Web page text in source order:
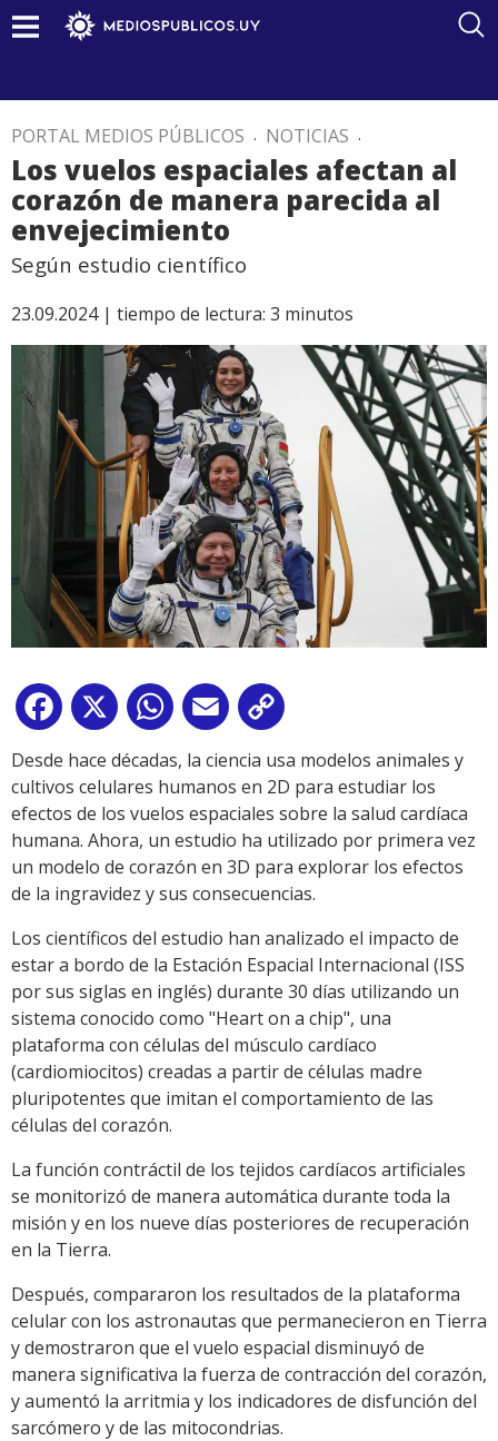
PORTAL MEDIOS PÚBLICOS . NOTICIAS .
Los vuelos espaciales afectan al
corazón de manera parecida al
envejecimiento
Según estudio científico
23.09.2024 | tiempo de lectura: 3 minutos
Facebook
X WhatsApp
Email
Link
Desde hace décadas, la ciencia usa modelos animales y
cultivos celulares humanos en 2D para estudiar los
efectos de los vuelos espaciales sobre la salud cardíaca
humana. Ahora, un estudio ha utilizado por primera vez
un modelo de corazón en 3D para explorar los efectos
de la ingravidez y sus consecuencias.
Los científicos del estudio han analizado el impacto de
estar a bordo de la Estación Espacial Internacional (ISS
por sus siglas en inglés) durante 30 días utilizando un
sistema conocido como "Heart on a chip", una
plataforma con células del músculo cardíaco
(cardiomiocitos) creadas a partir de células madre
pluripotentes que imitan el comportamiento de las
células del corazón.
La función contráctil de los tejidos cardíacos artificiales
se monitorizó de manera automática durante toda la
misión y en los nueve días posteriores de recuperación
en la Tierra.
Después, compararon los resultados de la plataforma
celular con los astronautas que permanecieron en Tierra
y demostraron que el vuelo espacial disminuyó de
manera significativa la fuerza de contracción del corazón,
y aumentó la arritmia y los indicadores de disfunción del
sarcómero y de las mitocondrias.